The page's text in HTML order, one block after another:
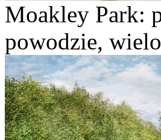
Moakley Park:
powodzie,